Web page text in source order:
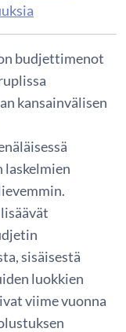
budjettimenot
kansainvälisen
sisäisestä
luokkien
viime vuonna